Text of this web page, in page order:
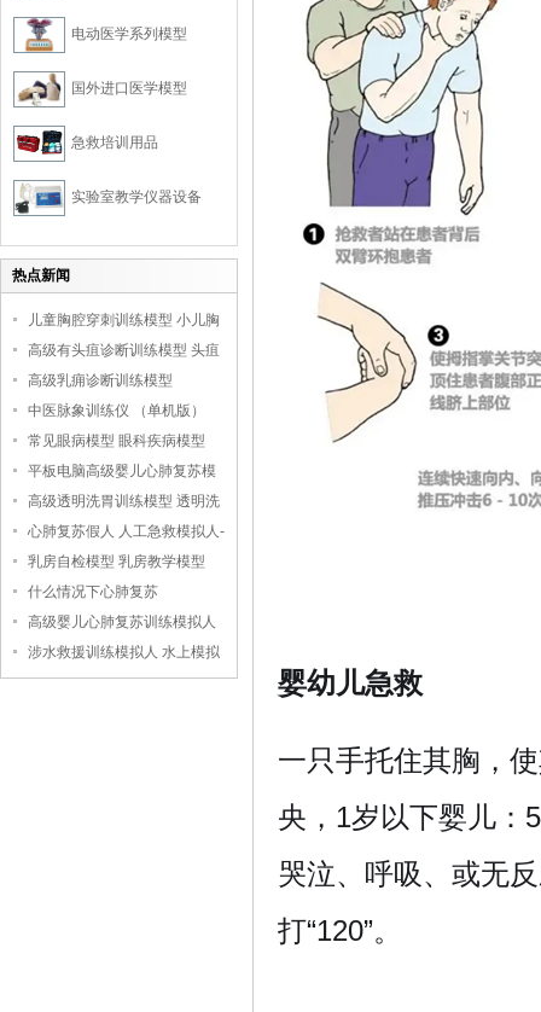
电动医学系列模型
国外进口医学模型
急救培训用品
实验室教学仪器设备
热点新闻
儿童胸腔穿刺训练模型 小儿胸
腔培训模型
高级有头疽诊断训练模型 头疽
诊断教学模型
高级乳痈诊断训练模型
中医脉象训练仪 （单机版）
常见眼病模型 眼科疾病模型
平板电脑高级婴儿心肺复苏模
拟人
高级透明洗胃训练模型 透明洗
胃模型
心肺复苏假人 人工急救模拟人-
-上海中弘科教公司
乳房自检模型 乳房教学模型
什么情况下心肺复苏
高级婴儿心肺复苏训练模拟人
（无线版），婴儿心肺复苏模
拟人
涉水救援训练模拟人 水上模拟
救援假人
婴幼儿急救
一只手托住其胸，
央，1岁以下婴儿：
哭泣、呼吸、或无
打“120”。